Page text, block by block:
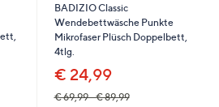
BADIZIO Classic
Wendebettwäsche Punkte
Mikrofaser Plüsch Doppelbett,
4tlg.
€ 24,99
€ 69,99 - € 89,99